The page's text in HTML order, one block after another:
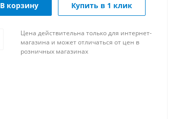
В корзину Купить в 1 клик
Цена действительна только для интернет-
магазина и может отличаться от цен в
розничных магазинах